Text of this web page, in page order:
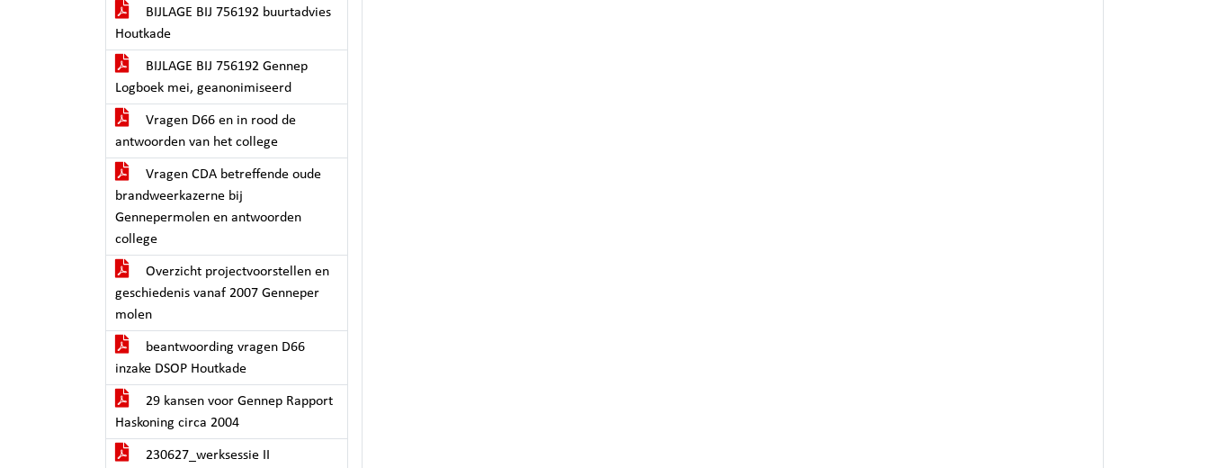
BIJLAGE BIJ 756192 buurtadvies
Houtkade
BIJLAGE BIJ 756192 Gennep
Logboek mei, geanonimiseerd
Vragen D66 en in rood de
antwoorden van het college
Vragen CDA betreffende oude
brandweerkazerne bij
Gennepermolen en antwoorden
college
Overzicht projectvoorstellen en
geschiedenis vanaf 2007 Genneper
molen
beantwoording vragen D66
inzake DSOP Houtkade
29 kansen voor Gennep Rapport
Haskoning circa 2004
230627_werksessie II